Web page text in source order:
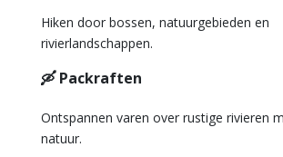
Hiken door bossen, natuurgebieden en
rivierlandschappen.
🛶 Packraften
Ontspannen varen over rustige rivieren
natuur.